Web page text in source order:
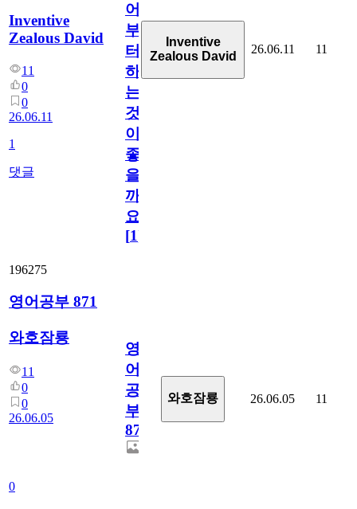
Inventive
Zealous David
11
0
0
26.06.11
1
댓글
어
부
터
하
는
것
이
좋
을
까
요?
[1]
Inventive
Zealous David
26.06.11 11
196275
영어공부 871
와호잠룡
11
0
0
26.06.05
0
영
어
공
부
871
와호잠룡 26.06.05 11